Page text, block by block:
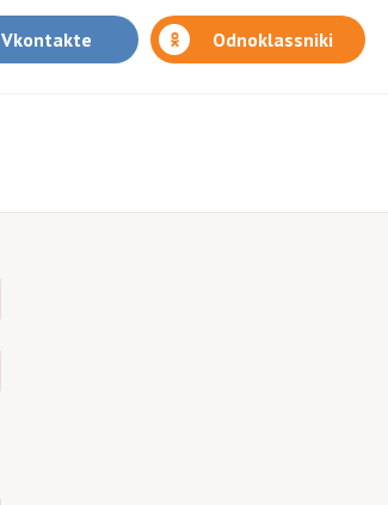
Vkontakte Odnoklassniki